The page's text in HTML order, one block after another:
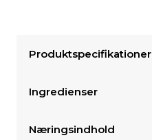
Produktspecifikationer
Ingredienser
Næringsindhold